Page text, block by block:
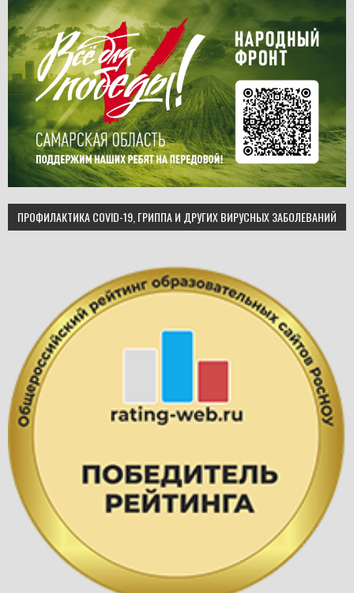
ПРОФИЛАКТИКА COVID-19, ГРИППА И ДРУГИХ ВИРУСНЫХ ЗАБОЛЕВАНИЙ